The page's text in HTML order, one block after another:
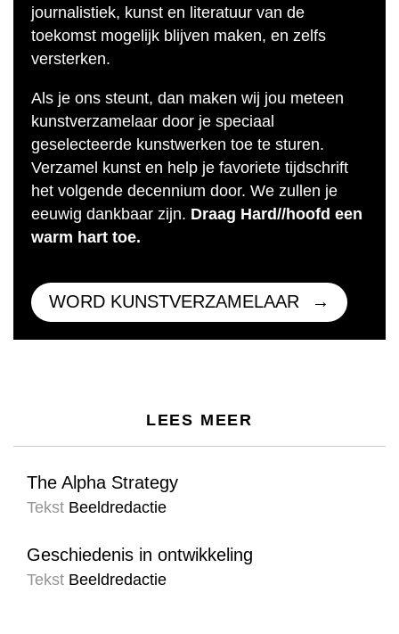
journalistiek, kunst en literatuur van de
toekomst mogelijk blijven maken, en zelfs
versterken.
Als je ons steunt, dan maken wij jou meteen
kunstverzamelaar door je speciaal
geselecteerde kunstwerken toe te sturen.
Verzamel kunst en help je favoriete tijdschrift
het volgende decennium door. We zullen je
eeuwig dankbaar zijn. Draag Hard//hoofd een
warm hart toe.
WORD KUNSTVERZAMELAAR
LEES MEER
The Alpha Strategy
Tekst Beeldredactie
Geschiedenis in ontwikkeling
Tekst Beeldredactie